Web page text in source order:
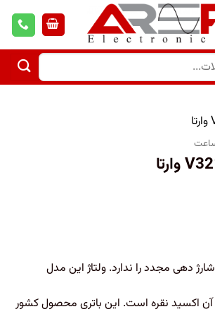
دهی مجدد را ندارد. ولتاژ این مدل
آن اکسید نقره است. این باتری محصول کشور